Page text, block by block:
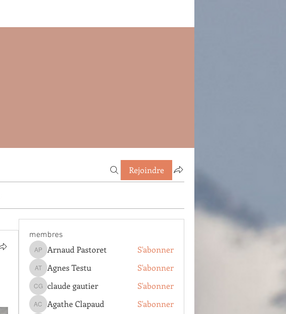
Rejoindre
membres
Arnaud Pastoret
Arnaud Pastoret S'abonner
Agnes Testu
Agnes Testu S'abonner
claude gautier
claude gautier S'abonner
Agathe Clapaud
Agathe Clapaud S'abonner